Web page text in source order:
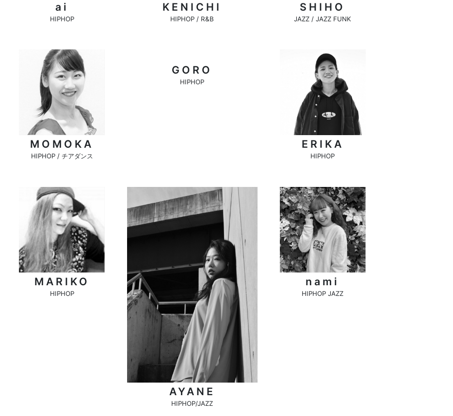
ai
HIPHOP
KENICHI
HIPHOP / R&B
SHIHO
JAZZ / JAZZ FUNK
MOMOKA
HIPHOP / チアダンス
GORO
HIPHOP
ERIKA
HIPHOP
MARIKO
HIPHOP
AYANE
HIPHOP/JAZZ
nami
HIPHOP JAZZ